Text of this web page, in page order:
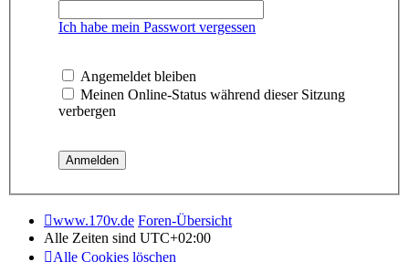
Ich habe mein Passwort vergessen
Angemeldet bleiben
Meinen Online-Status während dieser Sitzung
verbergen
www.170v.de Foren-Übersicht
Alle Zeiten sind UTC+02:00
Alle Cookies löschen